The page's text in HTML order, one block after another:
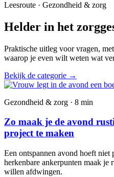
Leesroute · Gezondheid & zorg
Helder in het
Praktische uitleg voor vragen,
waarop je even wilt weten wat
Bekijk de categorie →
Gezondheid & zorg · 8 min
Zo maak je de avond
project te maken
Een ontspannen avond hoeft niet
herkenbare ankerpunten maak je
willen afdwingen.